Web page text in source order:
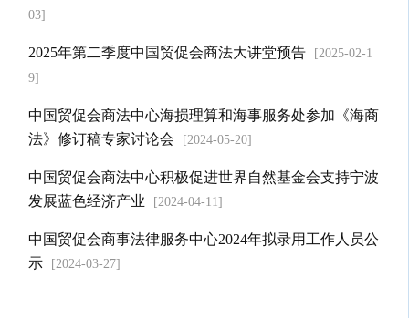
03]
2025年第二季度中国贸促会商法大讲堂预告
[2025-02-1
9]
中国贸促会商法中心海损理算和海事服务处参加《海商
法》修订稿专家讨论会
[2024-05-20]
中国贸促会商法中心积极促进世界自然基金会支持宁波
发展蓝色经济产业
[2024-04-11]
中国贸促会商事法律服务中心2024年拟录用工作人员公
示
[2024-03-27]